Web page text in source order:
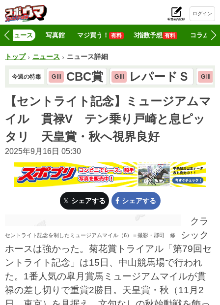
ログイン
ニュース 写真館 マジ買う！ 有料 3指数予想 有料 コラム
トップ ニュース ニュース詳細
今週の特集 GⅢ CBC賞 GⅢ レパードＳ GⅢ
【セントライト記念】ミュージアムマ
イル 貫禄V テン乗り戸崎と息ピッ
タリ 天皇賞・秋へ視界良好
2025年9月16日 05:30
シェアする シェアする
セントライト記念を制したミュージアムマイル（6）＝撮影・郡司 修
クラ
シック
ホースは強かった。菊花賞トライアル「第79回セ
ントライト記念」は15日、中山競馬場で行われ
た。1番人気の皐月賞馬ミュージアムマイルが貫
禄の差し切りで重賞2勝目。天皇賞・秋（11月2